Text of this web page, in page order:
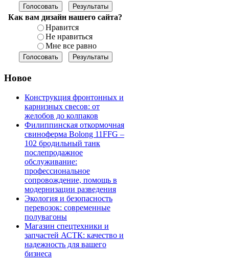
Как вам дизайн нашего сайта?
Нравится
Не нравиться
Мне все равно
Новое
Конструкция фронтонных и
карнизных свесов: от
желобов до колпаков
Филиппинская откормочная
свиноферма Bolong 11FFG –
102 бродильный танк
послепродажное
обслуживание:
профессиональное
сопровождение, помощь в
модернизации разведения
Экология и безопасность
перевозок: современные
полувагоны
Магазин спецтехники и
запчастей АСТК: качество и
надежность для вашего
бизнеса